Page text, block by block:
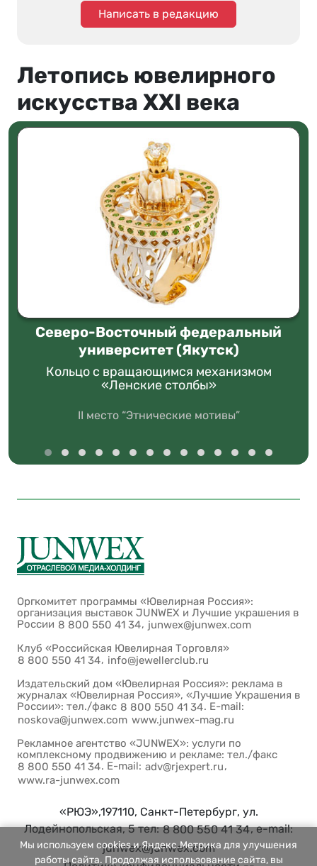
Написать в редакцию
Летопись ювелирного
искусства XXI века
Северо-Восточный федеральный
университет (Якутск)
Кольцо с вращающимся механизмом
«Ленские столбы»
II место “Этнические мотивы”
Оргкомитет программы «Ювелирная Россия»:
организация выставок JUNWEX и Лучшие украшения в
России 8 800 550 41 34, junwex@junwex.com
Клуб «Российская Ювелирная Торговля»
8 800 550 41 34, info@jewellerclub.ru
Издательский дом «Ювелирная Россия»: реклама в
журналах «Ювелирная Россия», «Лучшие Украшения в
России»: тел./факс 8 800 550 41 34. E-mail:
noskova@junwex.com www.junwex-mag.ru
Рекламное агентство «JUNWEX»: услуги по
комплексному продвижению и рекламе: тел./факс
8 800 550 41 34. E-mail: adv@rjexpert.ru,
www.ra-junwex.com
«РЮЭ»,197110, Санкт-Петербург, ул.
Лодейнопольская, 5 тел:8 800 550 41 34, e-mail:
junwex@junwex.com
Мы используем cookies и Яндекс.Метрика для улучшения
работы сайта. Продолжая использование сайта, вы